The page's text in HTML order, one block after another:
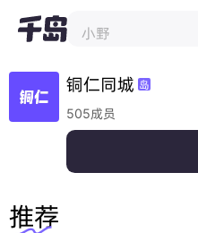
小野
铜仁同城 岛
505成员
推荐